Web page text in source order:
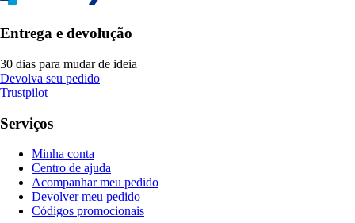
Entrega e devolução
30 dias para mudar de ideia
Devolva seu pedido
Trustpilot
Serviços
Minha conta
Centro de ajuda
Acompanhar meu pedido
Devolver meu pedido
Códigos promocionais